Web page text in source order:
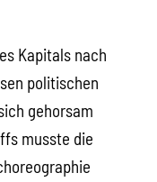
Kapitals nach
politischen
gehorsam
musste die